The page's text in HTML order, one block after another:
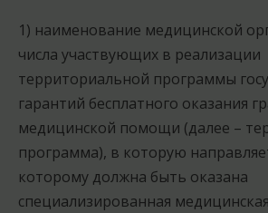
1) наименование медицинской
числа участвующих в реализации
территориальной программы
гарантий бесплатного оказания
медицинской помощи (далее –
программа), в которую
которому должна быть оказана
специализированная